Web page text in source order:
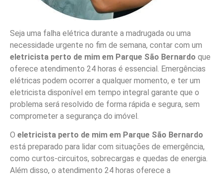
Seja uma falha elétrica durante a madrugada ou uma
necessidade urgente no fim de semana, contar com um
eletricista perto de mim em Parque São Bernardo que
oferece atendimento 24 horas é essencial. Emergências
elétricas podem ocorrer a qualquer momento, e ter um
eletricista disponível em tempo integral garante que o
problema será resolvido de forma rápida e segura, sem
comprometer a segurança do imóvel.
O eletricista perto de mim em Parque São Bernardo
está preparado para lidar com situações de emergência,
como curtos-circuitos, sobrecargas e quedas de energia.
Além disso, o atendimento 24 horas oferece a